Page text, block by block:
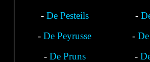
- De Pesteils -
-De Peyrusse -
- De Pruns -